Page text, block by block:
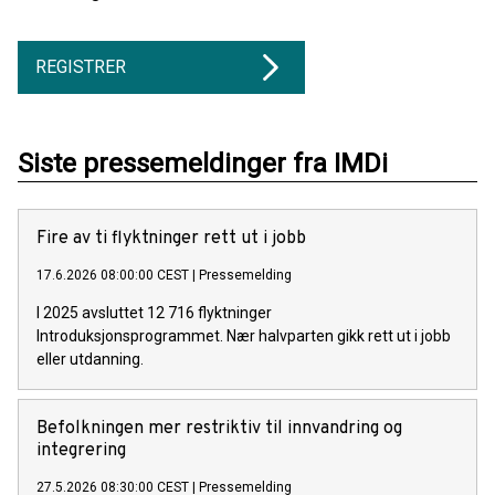
REGISTRER
Siste pressemeldinger fra IMDi
Fire av ti flyktninger rett ut i jobb
17.6.2026 08:00:00 CEST Pressemelding
I 2025 avsluttet 12 716 flyktninger
Introduksjonsprogrammet. Nær halvparten gikk rett ut i jobb
eller utdanning.
Befolkningen mer restriktiv til innvandring og
integrering
27.5.2026 08:30:00 CEST Pressemelding